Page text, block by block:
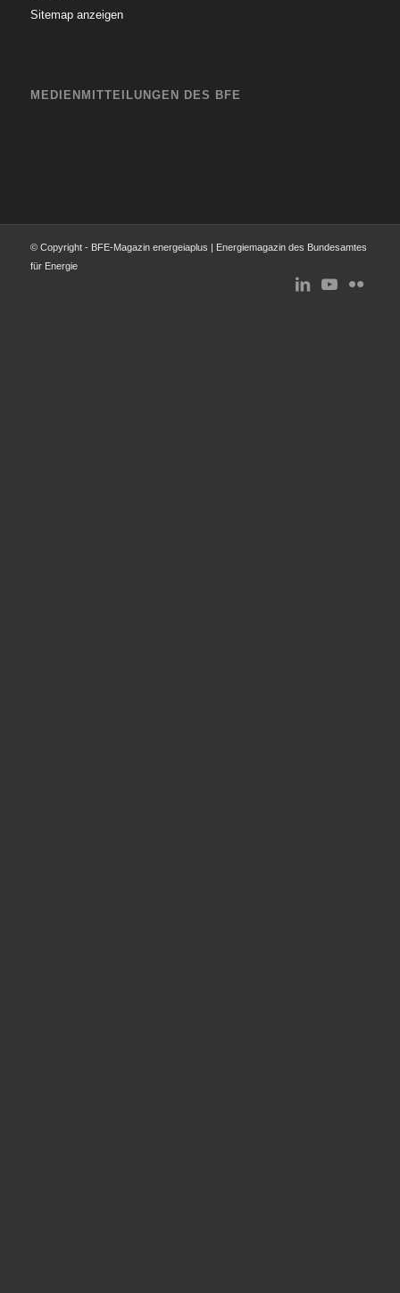
Sitemap anzeigen
MEDIENMITTEILUNGEN DES BFE
© Copyright - BFE-Magazin energeiaplus | Energiemagazin des Bundesamtes
für Energie